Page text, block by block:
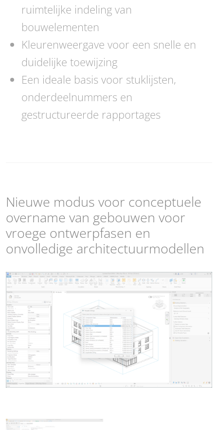
ruimtelijke indeling van
bouwelementen
Kleurenweergave voor een snelle en
duidelijke toewijzing
Een ideale basis voor stuklijsten,
onderdeelnummers en
gestructureerde rapportages
Nieuwe modus voor conceptuele
overname van gebouwen voor
vroege ontwerpfasen en
onvolledige architectuurmodellen